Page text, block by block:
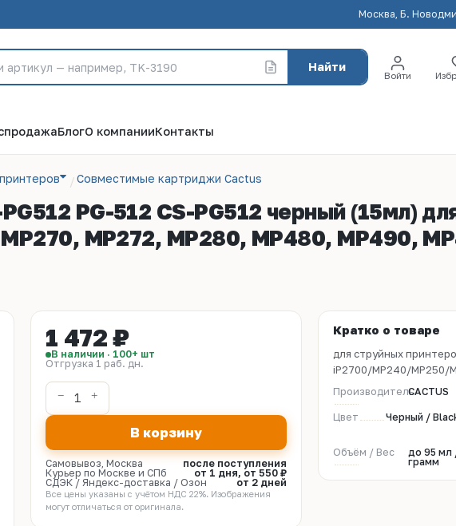
Москва, Б.
Найти
Войти
БлогО компанииКонтакты
Совместимые картриджи Cactus
PG-512 CS-PG512 черный (15мл)
MP272, MP280, MP480, MP490,
1 472 ₽
В наличии · 100+ шт
Отгрузка 1 раб. дн.
В корзину
Самовывоз, Москва
после поступления
Курьер по Москве и СПб
от 1 дня, от 550 ₽
СДЭК / Яндекс-доставка / Озон
от 2 дней
Все цены указаны с учётом НДС 22%. Изображения
могут отличаться от оригинала.
Кратко о товаре
для струйных
iP2700/MP240/MP250/
ПроизводительCACTUS
Цвет Черный /
Объём / Вес
до 95 мл
грамм